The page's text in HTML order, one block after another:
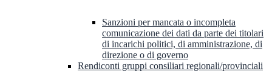
Sanzioni per mancata o incompleta
comunicazione dei dati da parte dei titolari
di incarichi politici, di amministrazione, di
direzione o di governo
Rendiconti gruppi consiliari regionali/provinciali